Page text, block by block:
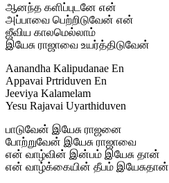
ஆனந்த களிப்புடனே என்
அப்பாவை பெற்றிடுவேன் என்
ஜீவிய காலமெல்லாம்
இயேசு ராஜாவை உயர்த்திடுவேன்
Aanandha Kalipudanae En
Appavai Prtriduven En
Jeeviya Kalamelam
Yesu Rajavai Uyarthiduven
பாடுவேன் இயேசு ராஜனை
போற்றுவேன் இயேசு ராஜாவை
என் வாழ்வின் இன்பம் இயேசு தான்
என் வாழ்க்கையின் தீபம் இயேசுதான்